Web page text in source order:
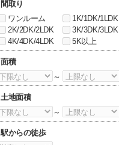
間取り
ワンルーム
1K/1DK/1LDK
2K/2DK/2LDK
3K/3DK/3LDK
4K/4DK/4LDK
5K以上
面積
～
土地面積
～
駅からの徒歩